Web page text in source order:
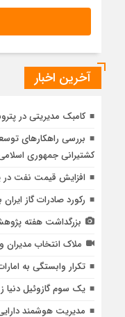
آخرین اخبار
کامبک مدیریتی در
بررسی راهكارهای
كشتیرانی جمهوری
افزایش قیمت نفت در
رکورد صادرات گاز
بزرگداشت هفته
ملاک انتخاب
تکرار وابستگی به
یک سوم گازوئیل
مدیریت هوشمند